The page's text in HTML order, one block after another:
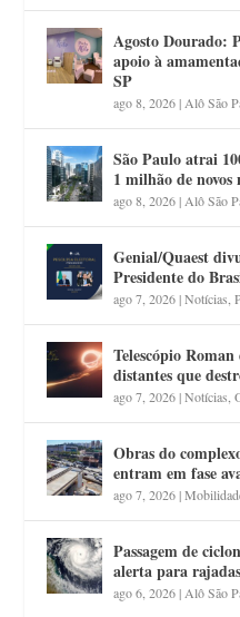
Agosto Dourado:
apoio à
SP
ago 8, 2026| Alô São
São Paulo atrai
1 milhão de novos
ago 8, 2026| Alô São
Genial/Quaest
Presidente do
ago 7, 2026|Notícias ,
Telescópio
distantes que
ago 7, 2026|Notícias ,
Obras do
entram em fase
ago 7, 2026|
Passagem de
alerta para
ago 6, 2026| Alô São